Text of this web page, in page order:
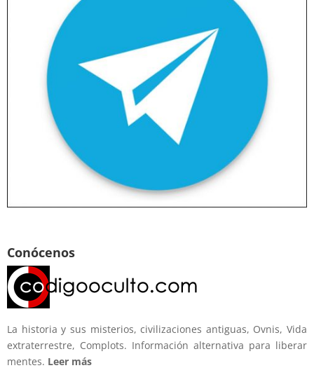
Conócenos
La historia y sus misterios, civilizaciones antiguas, Ovnis, Vida
extraterrestre, Complots. Información alternativa para liberar
mentes. Leer más